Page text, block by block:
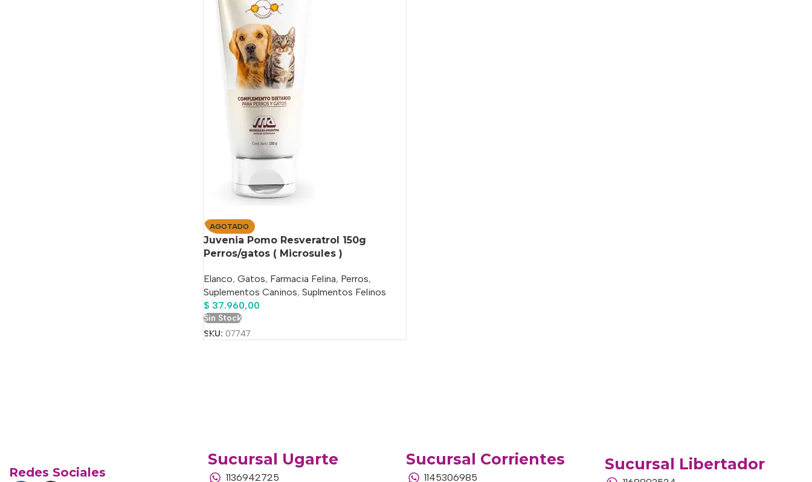
AGOTADO
Juvenia Pomo Resveratrol 150g
Perros/gatos ( Microsules )
Elanco, Gatos, Farmacia Felina, Perros,
Suplementos Caninos, Suplmentos Felinos
$ 37.960,00
Sin Stock
SKU: 07747
Redes Sociales
Sucursal Ugarte
1136942725
Sucursal Corrientes
1145306985
Sucursal Libertador